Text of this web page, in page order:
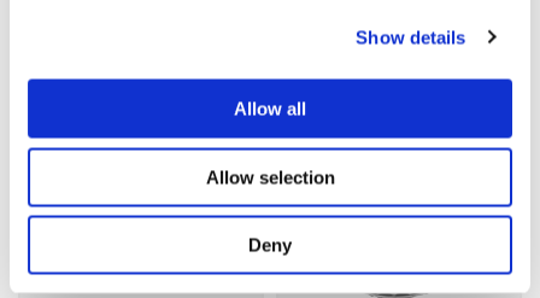
Show details
Allow all
Allow selection
Deny
-60%